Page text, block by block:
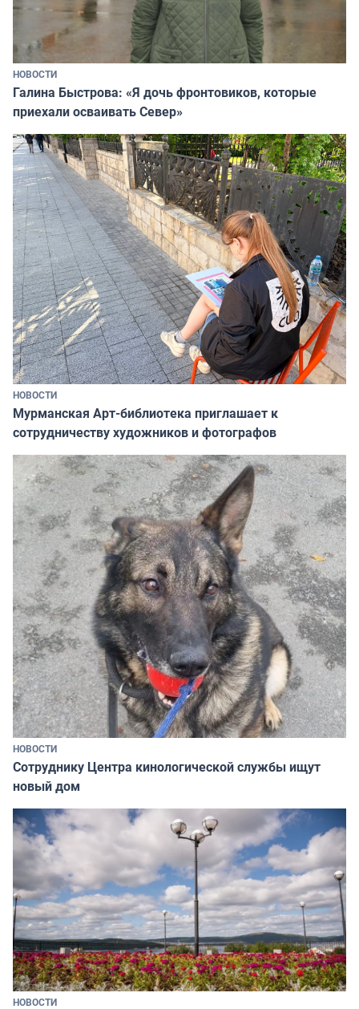
НОВОСТИ
Галина Быстрова: «Я дочь фронтовиков, которые
приехали осваивать Север»
НОВОСТИ
Мурманская Арт-библиотека приглашает к
сотрудничеству художников и фотографов
НОВОСТИ
Сотруднику Центра кинологической службы ищут
новый дом
НОВОСТИ